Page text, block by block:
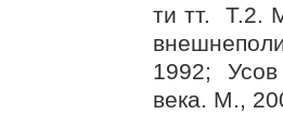
ти тт. Т.2.
1992; Усов
века. М.,